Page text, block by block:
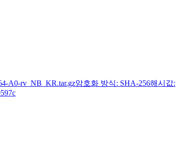
A0-rv_NB_KR.tar.gz암호화 방식: SHA-256해시값: